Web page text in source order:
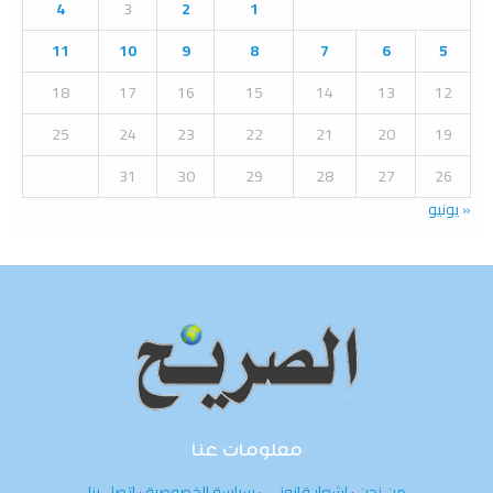
R
C
H
1
2
3
4
5
6
7
8
9
10
11
12
13
14
15
16
17
18
19
20
21
22
23
24
25
26
27
28
29
30
31
« يونيو
معلومات عنا